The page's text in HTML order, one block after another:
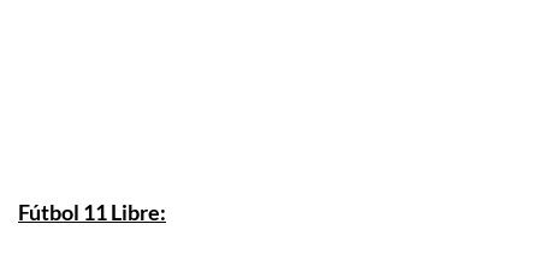
Fútbol 11 Libre: